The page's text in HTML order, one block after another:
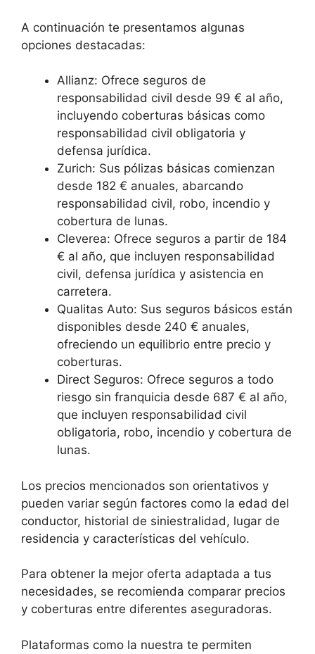
A continuación te presentamos algunas
opciones destacadas:
Allianz: Ofrece seguros de
responsabilidad civil desde 99 € al año,
incluyendo coberturas básicas como
responsabilidad civil obligatoria y
defensa jurídica.
Zurich: Sus pólizas básicas comienzan
desde 182 € anuales, abarcando
responsabilidad civil, robo, incendio y
cobertura de lunas.
Cleverea: Ofrece seguros a partir de 184
€ al año, que incluyen responsabilidad
civil, defensa jurídica y asistencia en
carretera.
Qualitas Auto: Sus seguros básicos están
disponibles desde 240 € anuales,
ofreciendo un equilibrio entre precio y
coberturas.
Direct Seguros: Ofrece seguros a todo
riesgo sin franquicia desde 687 € al año,
que incluyen responsabilidad civil
obligatoria, robo, incendio y cobertura de
lunas.
Los precios mencionados son orientativos y
pueden variar según factores como la edad del
conductor, historial de siniestralidad, lugar de
residencia y características del vehículo.
Para obtener la mejor oferta adaptada a tus
necesidades, se recomienda comparar precios
y coberturas entre diferentes aseguradoras.
Plataformas como la nuestra te permiten